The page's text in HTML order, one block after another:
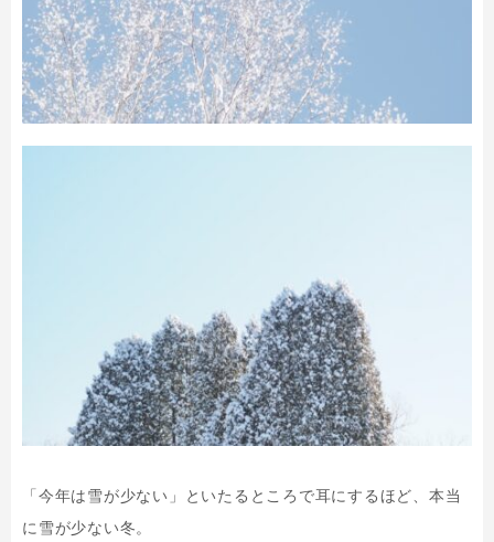
「今年は雪が少ない」といたるところで耳にするほど、本当
に雪が少ない冬。